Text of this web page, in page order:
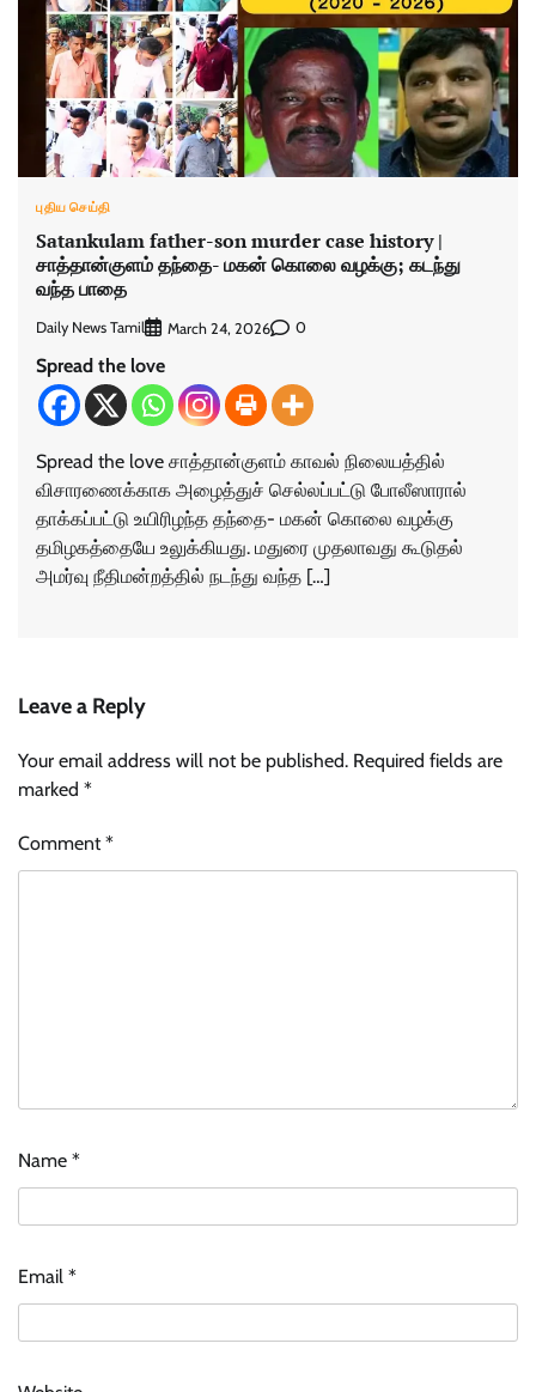
புதிய செய்தி
Satankulam father-son murder case history |
சாத்தான்குளம் தந்தை- மகன் கொலை வழக்கு; கடந்து
வந்த பாதை
Daily News Tamil March 24, 2026 0
Spread the love
Spread the love சாத்தான்குளம் காவல் நிலையத்தில்
விசாரணைக்காக அழைத்துச் செல்லப்பட்டு போலீஸாரால்
தாக்கப்பட்டு உயிரிழந்த தந்தை- மகன் கொலை வழக்கு
தமிழகத்தையே உலுக்கியது. மதுரை முதலாவது கூடுதல்
அமர்வு நீதிமன்றத்தில் நடந்து வந்த […]
Leave a Reply
Your email address will not be published. Required fields are
marked *
Comment*
Name *
Email *